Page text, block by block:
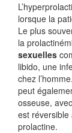
lorsque la
Le plus
la
sexuelles
libido, une
chez
peut
osseuse,
est réversible
prolactine.